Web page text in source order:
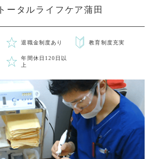
トータルライフケア蒲田
退職金制度あり 教育制度充実
年間休日120日以
上